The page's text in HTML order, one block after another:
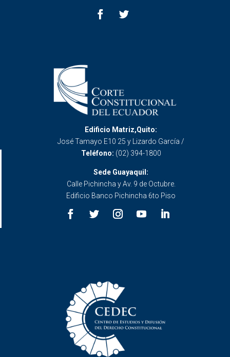
Edificio Matriz,Quito:
José Tamayo E10 25 y Lizardo García /
Teléfono: (02) 394-1800
Sede Guayaquil:
Calle Pichincha y Av. 9 de Octubre.
Edificio Banco Pichincha 6to Piso